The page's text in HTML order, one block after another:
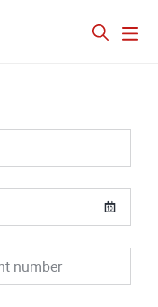
number